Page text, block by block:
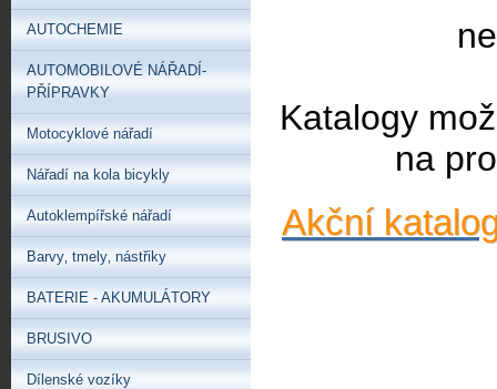
Katalogy
na
Akční
AUTOCHEMIE
AUTOMOBILOVÉ NÁŘADÍ-
PŘÍPRAVKY
Motocyklové nářadí
Nářadí na kola bicykly
Autoklempířské nářadí
Barvy‚ tmely‚ nástřiky
BATERIE - AKUMULÁTORY
BRUSIVO
Dílenské vozíky